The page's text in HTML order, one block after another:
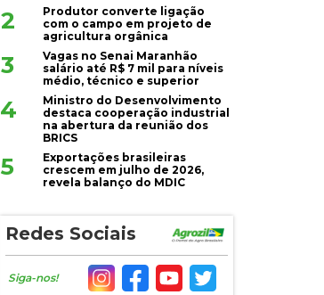
2
Produtor converte ligação
com o campo em projeto de
agricultura orgânica
3
Vagas no Senai Maranhão
salário até R$ 7 mil para níveis
médio, técnico e superior
4
Ministro do Desenvolvimento
destaca cooperação industrial
na abertura da reunião dos
BRICS
5
Exportações brasileiras
crescem em julho de 2026,
revela balanço do MDIC
Redes Sociais
Siga-nos!